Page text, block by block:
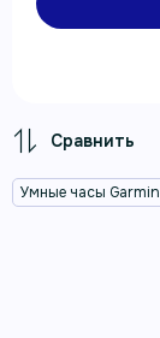
Умные часы Garmin